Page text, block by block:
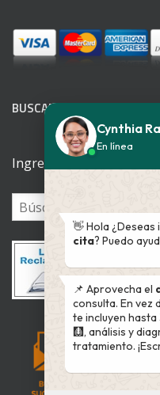
BUSCADOR WEB
Ingrese su patología
Cynthia
En línea
👋 Hola
cita? Puedo
📌 Aprovecha el
consulta. En vez
te incluyen
🩻, análisis y
tratamiento.